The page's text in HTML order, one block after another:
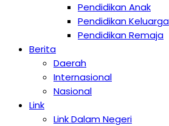
Pendidikan Anak
Pendidikan Keluarga
Pendidikan Remaja
Berita
Daerah
Internasional
Nasional
Link
Link Dalam Negeri